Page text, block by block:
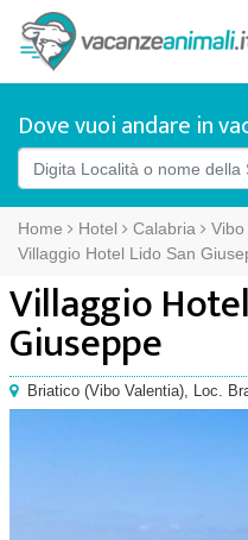
Dove vuoi andare in
Home Hotel Calabria Vibo
Villaggio Hotel Lido San
Villaggio
Giuseppe
Briatico (Vibo Valentia), Loc.